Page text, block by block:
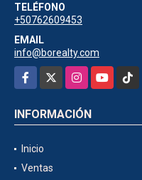
TELÉFONO
+50762609453
EMAIL
info@borealty.com
Facebook
InstagramYouTubeTikTok
INFORMACIÓN
Inicio
Ventas